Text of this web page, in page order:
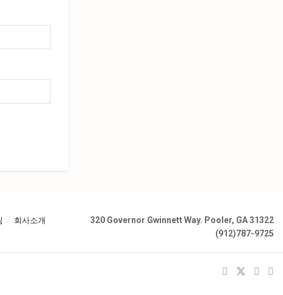
회사소개
320 Governor Gwinnett Way. Pooler, GA 31322
(912)787-9725